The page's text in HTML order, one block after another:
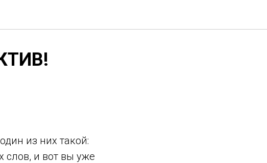
из них такой:
слов, и вот вы уже